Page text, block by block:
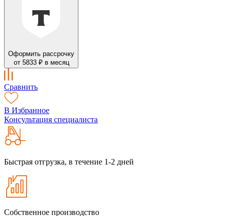
Оформить рассрочку
от 5833 ₽ в месяц
Сравнить
В Избранное
Консультация специалиста
Быстрая отгрузка, в течение 1-2 дней
Собственное производство